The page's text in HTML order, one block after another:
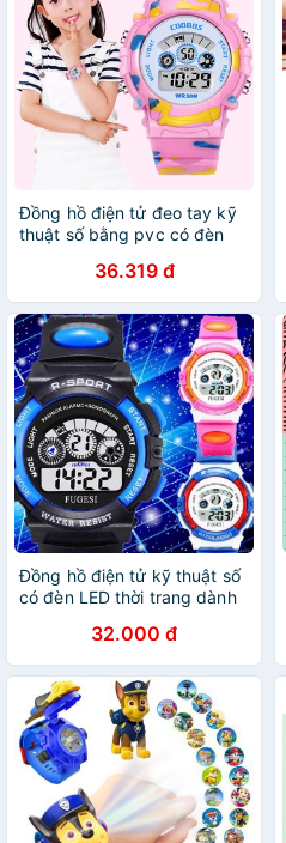
Đồng hồ điện tử đeo tay kỹ
thuật số bằng pvc có đèn
hoa văn ngụy trang
36.319 đ
Đồng hồ điện tử kỹ thuật số
có đèn LED thời trang dành
32.000 đ